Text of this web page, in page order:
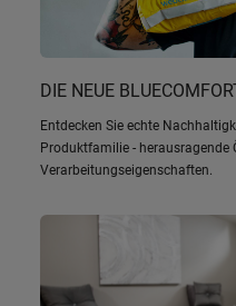
DIE NEUE
Entdecken Sie echte
Produktfamilie - herausragende
Verarbeitungseigenschaften.